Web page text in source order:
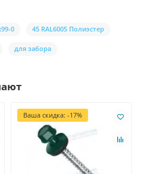
0 45 RAL6005 Полиэстер
для забора
Ваша скидка: -17%